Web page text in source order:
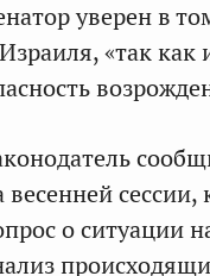
уверен в
«так
весенней сессии,
о ситуации